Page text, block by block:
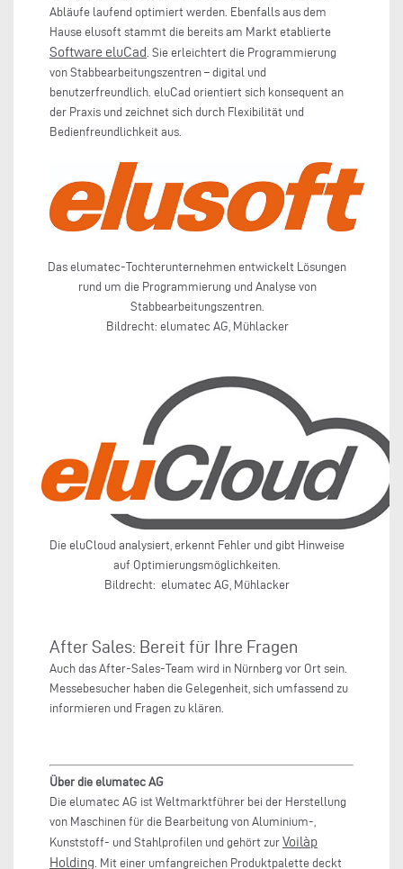
Abläufe laufend optimiert werden. Ebenfalls aus dem
Hause elusoft stammt die bereits am Markt etablierte
Software eluCad . Sie erleichtert die Programmierung
von Stabbearbeitungszentren – digital und
benutzerfreundlich. eluCad orientiert sich konsequent an
der Praxis und zeichnet sich durch Flexibilität und
Bedienfreundlichkeit aus.
Das elumatec-Tochterunternehmen entwickelt Lösungen
rund um die Programmierung und Analyse von
Stabbearbeitungszentren.
Bildrecht: elumatec AG, Mühlacker
Die eluCloud analysiert, erkennt Fehler und gibt Hinweise
auf Optimierungsmöglichkeiten.
Bildrecht: elumatec AG, Mühlacker
After Sales: Bereit für Ihre Fragen
Auch das After-Sales-Team wird in Nürnberg vor Ort sein.
Messebesucher haben die Gelegenheit, sich umfassend zu
informieren und Fragen zu klären.
Über die elumatec AG
Die elumatec AG ist Weltmarktführer bei der Herstellung
von Maschinen für die Bearbeitung von Aluminium-,
Kunststoff- und Stahlprofilen und gehört zur Voilàp
Holding. Mit einer umfangreichen Produktpalette deckt